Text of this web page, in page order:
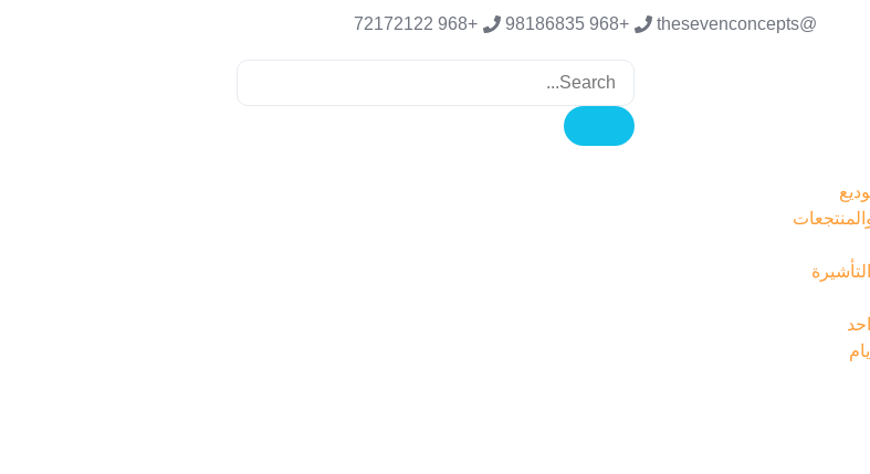
@thesevenconcepts
+968 98186835
+968 72172122